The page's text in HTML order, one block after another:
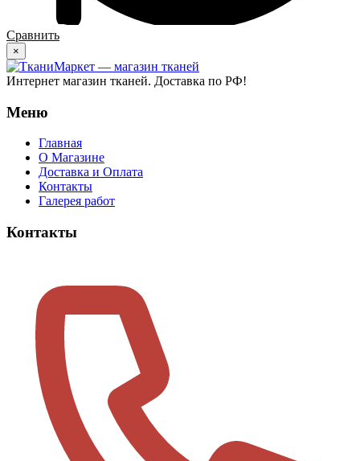
Сравнить
×
Интернет магазин тканей. Доставка по РФ!
Меню
Главная
О Магазине
Доставка и Оплата
Контакты
Галерея работ
Контакты